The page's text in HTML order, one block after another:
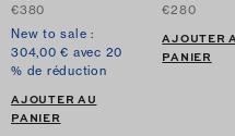
€380
New to sale :
304,00 € avec 20
% de réduction
AJOUTER AU
PANIER
€280
AJOUTER
PANIER